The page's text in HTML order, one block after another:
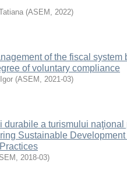
(ASEM , 2022)
of the fiscal system
of voluntary compliance
(ASEM , 2021-03)
durabile a turismului
Sustainable
, 2018-03)